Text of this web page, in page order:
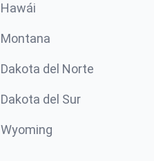
Hawái
Montana
Dakota del Norte
Dakota del Sur
Wyoming